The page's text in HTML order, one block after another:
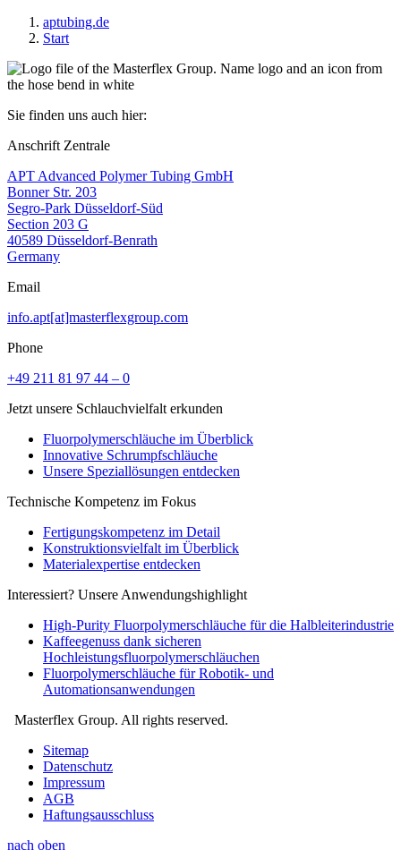
aptubing.de
Start
Sie finden uns auch hier:
Anschrift Zentrale
APT Advanced Polymer Tubing GmbH
Bonner Str. 203
Segro-Park Düsseldorf-Süd
Section 203 G
40589 Düsseldorf-Benrath
Germany
Email
info.apt[at]masterflexgroup.com
Phone
+49 211 81 97 44 – 0
Jetzt unsere Schlauchvielfalt erkunden
Fluorpolymerschläuche im Überblick
Innovative Schrumpfschläuche
Unsere Speziallösungen entdecken
Technische Kompetenz im Fokus
Fertigungskompetenz im Detail
Konstruktionsvielfalt im Überblick
Materialexpertise entdecken
Interessiert? Unsere Anwendungshighlight
High-Purity Fluorpolymerschläuche für die Halbleiterindustrie
Kaffeegenuss dank sicheren
Hochleistungsfluorpolymerschläuchen
Fluorpolymerschläuche für Robotik- und
Automationsanwendungen
Masterflex Group. All rights reserved.
Sitemap
Datenschutz
Impressum
AGB
Haftungsausschluss
nach oben